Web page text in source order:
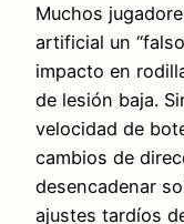
Muchos
artificial un
impacto en
de lesión baja.
velocidad de
cambios de
desencadenar
ajustes tardíos